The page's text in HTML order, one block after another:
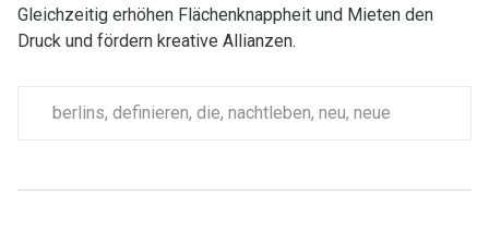
Gleichzeitig erhöhen Flächenknappheit und Mieten den
Druck und fördern kreative Allianzen.
berlins, definieren, die, nachtleben, neu, neue